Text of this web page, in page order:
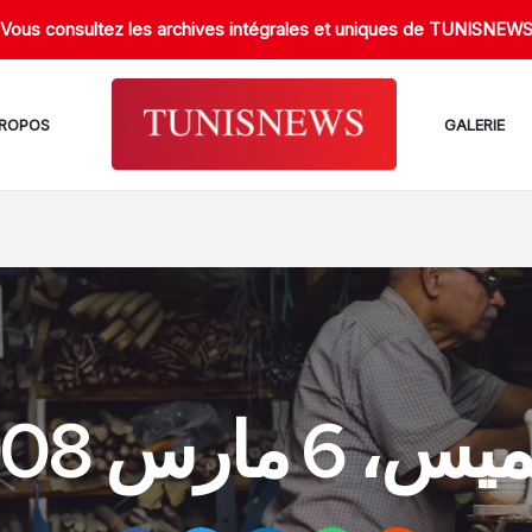
Vous consultez les archives intégrales et uniques de TUNISNEWS
GALERIE
6 مارس 2008